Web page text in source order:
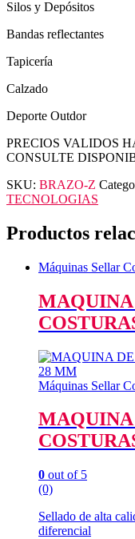
Silos y Depósitos
Bandas reflectantes
Tapicería
Calzado
Deporte Outdor
PRECIOS VALIDOS
CONSULTE
SKU: BRAZO-Z
TECNOLOGIAS
Productos
Máquinas Sellar
Máquinas Sellar
0 out of 5
(0)
Sellado de alta
diferencial